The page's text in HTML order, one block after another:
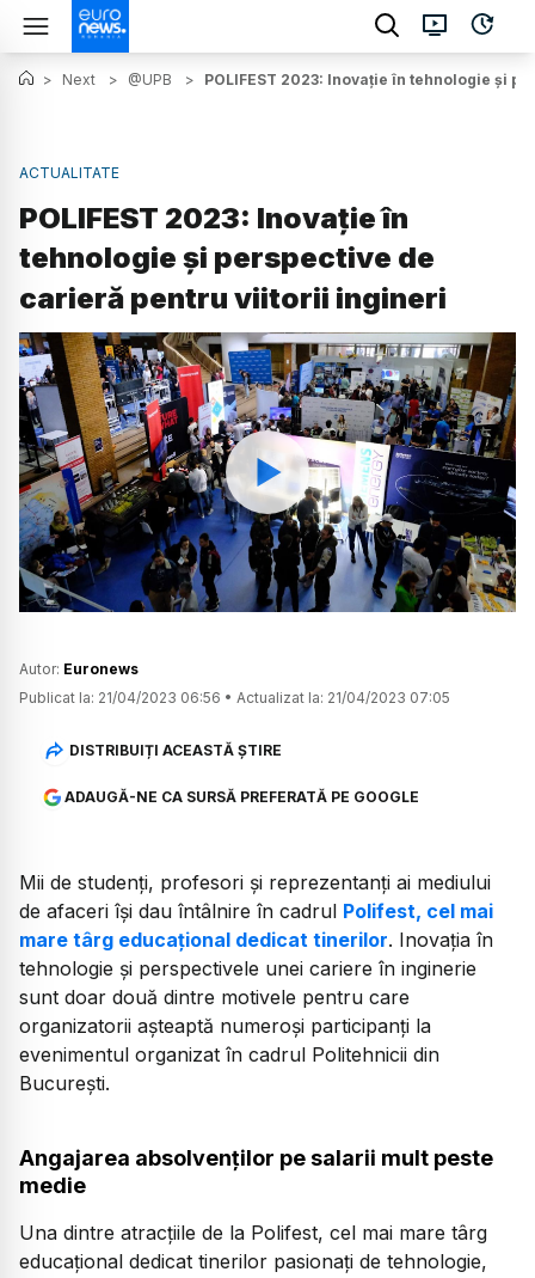
> Next > @UPB > POLIFEST 2023: Inovație în tehnologie și
ACTUALITATE
POLIFEST 2023: Inovație în
tehnologie și perspective de
carieră pentru viitorii ingineri
Watch
Autor: Euronews
Publicat la: 21/04/2023 06:56 • Actualizat la: 21/04/2023 07:05
DISTRIBUIȚI ACEASTĂ ȘTIRE
ADAUGĂ-NE CA SURSĂ PREFERATĂ PE GOOGLE
Mii de studenți, profesori și reprezentanți ai mediului
de afaceri își dau întâlnire în cadrul Polifest, cel mai
mare târg educațional dedicat tinerilor. Inovația în
tehnologie și perspectivele unei cariere în inginerie
sunt doar două dintre motivele pentru care
organizatorii așteaptă numeroși participanți la
evenimentul organizat în cadrul Politehnicii din
București.
Angajarea absolvenților pe salarii mult peste
medie
Una dintre atracțiile de la Polifest, cel mai mare târg
educațional dedicat tinerilor pasionați de tehnologie,